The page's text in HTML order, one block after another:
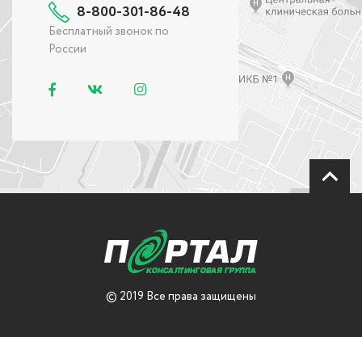
8-800-301-86-48
Бесплатный звонок по
России
© 2019 Все права защищены